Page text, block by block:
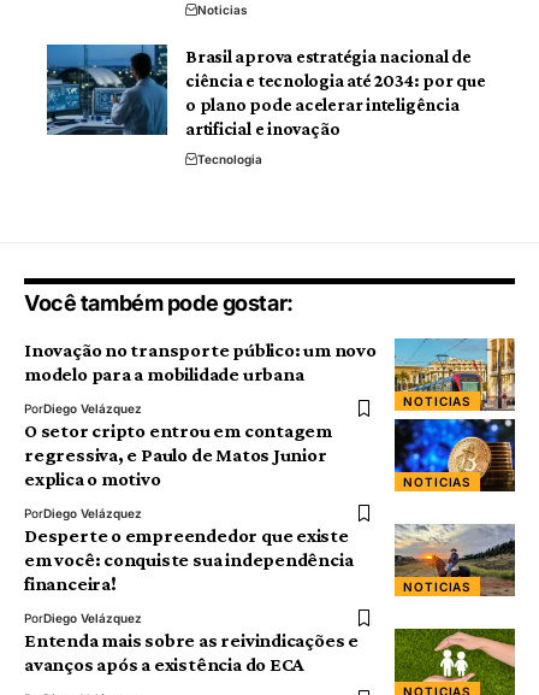
Noticias
Brasil aprova estratégia nacional de
ciência e tecnologia até 2034: por que
o plano pode acelerar inteligência
artificial e inovação
Tecnologia
Você também pode gostar:
NOTICIAS
Inovação no transporte público: um novo
modelo para a mobilidade urbana
PorDiego Velázquez
NOTICIAS
O setor cripto entrou em contagem
regressiva, e Paulo de Matos Junior
explica o motivo
PorDiego Velázquez
NOTICIAS
Desperte o empreendedor que existe
em você: conquiste sua independência
financeira!
PorDiego Velázquez
NOTICIAS
Entenda mais sobre as reivindicações e
avanços após a existência do ECA